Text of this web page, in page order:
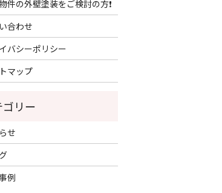
件の外壁塗装をご検討の方❗️
合わせ
バシーポリシー
マップ
せ
例